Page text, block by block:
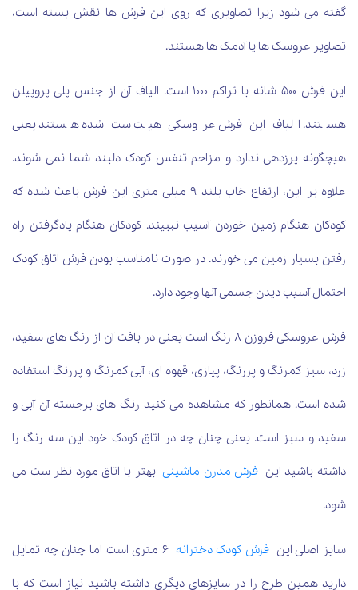
گفته می شود زیرا تصاویری که روی این فرش ها نقش بسته است،
تصاویر عروسک ها یا آدمک ها هستند.
این فرش 500 شانه با تراکم 1000 است. الیاف آن از جنس پلی پروپیلن
هستند. الیاف این فرش عروسکی هیت ست شده هستند یعنی
هیچگونه پرزدهی ندارد و مزاحم تنفس کودک دلبند شما نمی شوند.
علاوه بر این، ارتفاع خاب بلند 9 میلی متری این فرش باعث شده که
کودکان هنگام زمین خوردن آسیب نببیند. کودکان هنگام یادگرفتن راه
رفتن بسیار زمین می خورند. در صورت نامناسب بودن فرش اتاق کودک
احتمال آسیب دیدن جسمی آنها وجود دارد.
فرش عروسکی فروزن 8 رنگ است یعنی در بافت آن از رنگ های سفید،
زرد، سبز کمرنگ و پررنگ، پیازی، قهوه ای، آبی کمرنگ و پررنگ استفاده
شده است. همانطور که مشاهده می کنید رنگ های برجسته آن آبی و
سفید و سبز است. یعنی چنان چه در اتاق کودک خود این سه رنگ را
داشته باشید این فرش مدرن ماشینیبهتر با اتاق مورد نظر ست می
شود.
سایز اصلی این فرش کودک دخترانه 6 متری است اما چنان چه تمایل
دارید همین طرح را در سایزهای دیگری داشته باشید نیاز است که با